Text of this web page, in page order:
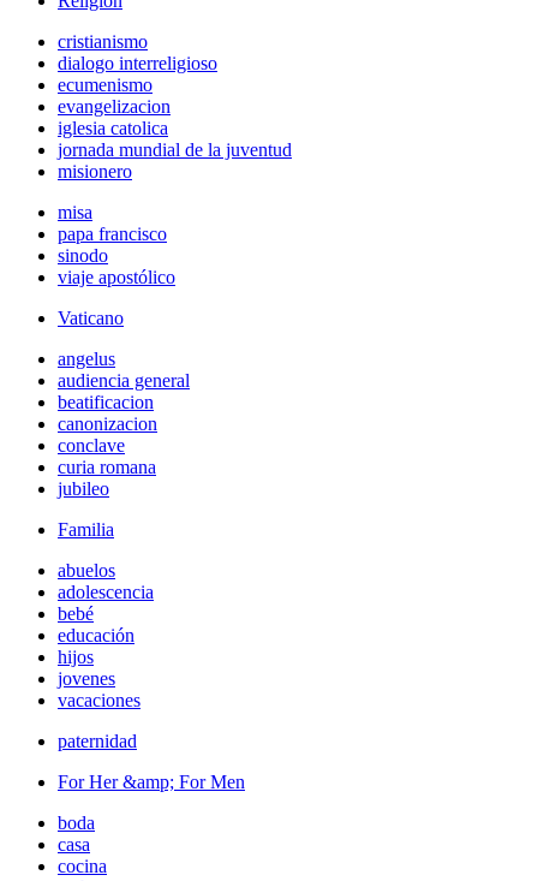
cristianismo
dialogo interreligioso
ecumenismo
evangelizacion
iglesia catolica
jornada mundial de la juventud
misionero
misa
papa francisco
sinodo
viaje apostólico
Vaticano
angelus
audiencia general
beatificacion
canonizacion
conclave
curia romana
jubileo
Familia
abuelos
adolescencia
bebé
educación
hijos
jovenes
vacaciones
paternidad
For Her &amp; For Men
boda
casa
cocina